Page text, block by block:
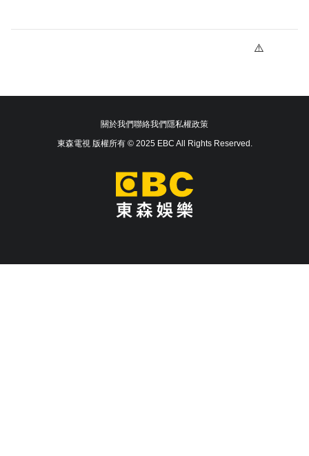
關於我們聯絡我們隱私權政策
東森電視 版權所有 © 2025 EBC All Rights Reserved.